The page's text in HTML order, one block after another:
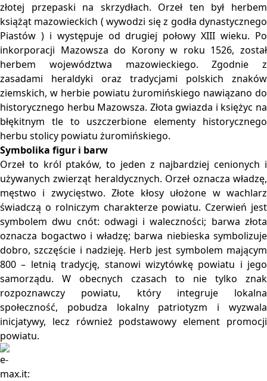
złotej przepaski na skrzydłach. Orzeł ten był herbem
książąt mazowieckich ( wywodzi się z godła dynastycznego
Piastów ) i występuje od drugiej połowy XIII wieku. Po
inkorporacji Mazowsza do Korony w roku 1526, został
herbem województwa mazowieckiego. Zgodnie z
zasadami heraldyki oraz tradycjami polskich znaków
ziemskich, w herbie powiatu żuromińskiego nawiązano do
historycznego herbu Mazowsza. Złota gwiazda i księżyc na
błękitnym tle to uszczerbione elementy historycznego
herbu stolicy powiatu żuromińskiego.
Symbolika figur i barw
Orzeł to król ptaków, to jeden z najbardziej cenionych i
używanych zwierząt heraldycznych. Orzeł oznacza władzę,
męstwo i zwycięstwo. Złote kłosy ułożone w wachlarz
świadczą o rolniczym charakterze powiatu. Czerwień jest
symbolem dwu cnót: odwagi i waleczności; barwa złota
oznacza bogactwo i władzę; barwa niebieska symbolizuje
dobro, szczęście i nadzieję. Herb jest symbolem mającym
800 – letnią tradycję, stanowi wizytówkę powiatu i jego
samorządu. W obecnych czasach to nie tylko znak
rozpoznawczy powiatu, który integruje lokalna
społeczność, pobudza lokalny patriotyzm i wyzwala
inicjatywy, lecz również podstawowy element promocji
powiatu.